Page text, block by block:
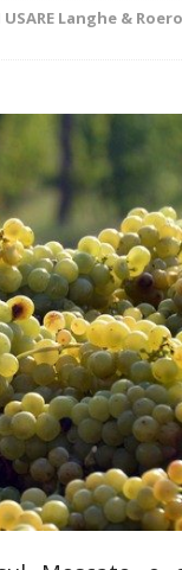
“Notti del vino”
ALBA
della Protezione
nel primo semestre:
USARE Langhe & Roero